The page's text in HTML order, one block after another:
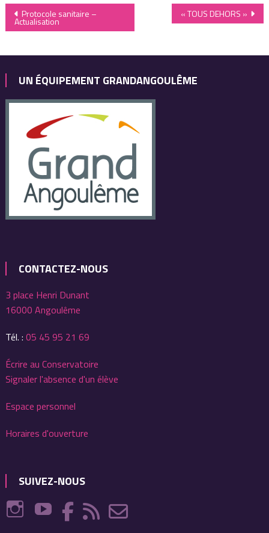
Navigation
de
l’article
Protocole sanitaire –
Actualisation
« TOUS DEHORS »
UN ÉQUIPEMENT GRANDANGOULÊME
CONTACTEZ-NOUS
3 place Henri Dunant
16000 Angoulême
Tél. : 05 45 95 21 69
Écrire au Conservatoire
Signaler l'absence d'un élève
Espace personnel
Horaires d'ouverture
SUIVEZ-NOUS